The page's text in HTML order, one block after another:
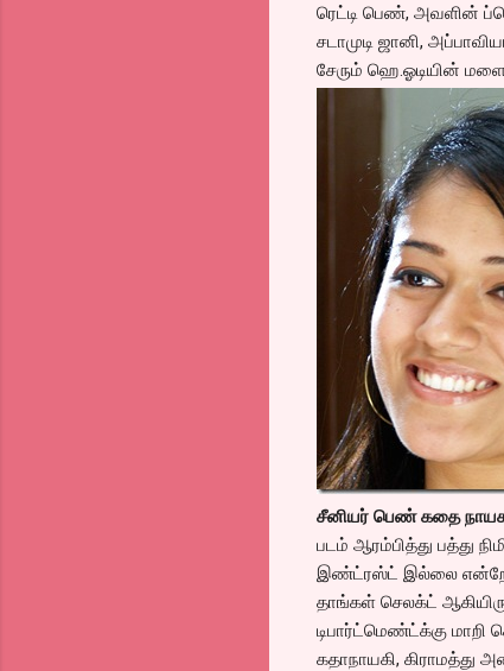
ரெட்டி பெண், அவளின்
சடாமுடி ஜானி,
சேரும் ஹெ.ஓடியின்
சீனியர் பெண் கதை
படம் ஆரம்பித்து பத்து
இண்ட்ரஸ்ட் இல்லை என்றே
தாங்கள் செலக்ட்
டிபார்ட்மெண்ட்க்கு
கதாநாயகி,